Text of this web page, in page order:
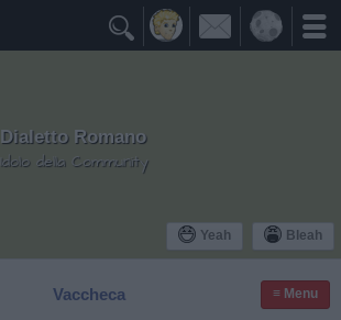

Yeah Bleah
Dialetto Romano
Idolo della Community
Vaccheca ≡ Menu